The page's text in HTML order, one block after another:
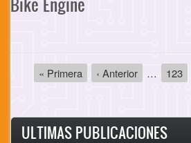
Paginación
Primera
página
« Primera
Página
anterior
‹ Anterior … Página
123
ULTIMAS PUBLICACIONES